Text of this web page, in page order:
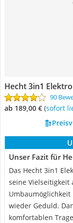
Hecht 3in1
90
ab 189,00 € ( Sofort
Unser Fazit für
Das Hecht 3in1
seine Vielseitigkeit
wieder Geduld.
komfortablen